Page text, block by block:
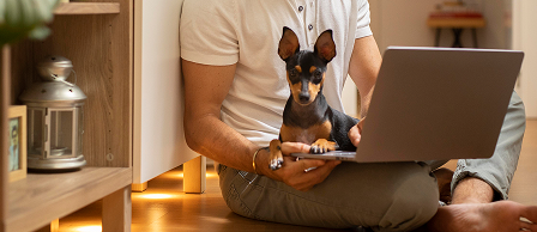
Search products